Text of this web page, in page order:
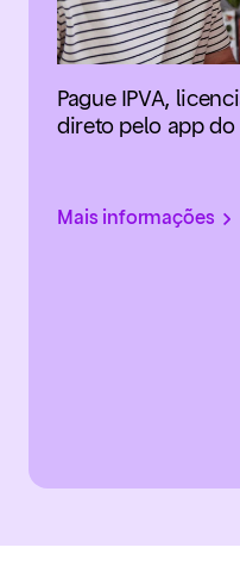
Pague IPVA,
direto pelo app do
Mais informações